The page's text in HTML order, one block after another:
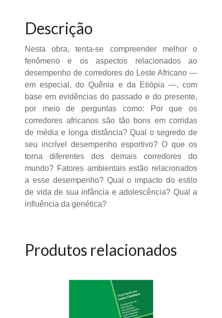
Descrição
Nesta obra, tenta-se compreender melhor o
fenômeno e os aspectos relacionados ao
desempenho de corredores do Leste Africano —
em especial, do Quênia e da Etiópia —, com
base em evidências do passado e do presente,
por meio de perguntas como: Por que os
corredores africanos são tão bons em corridas
de média e longa distância? Qual o segredo de
seu incrível desempenho esportivo? O que os
torna diferentes dos demais corredores do
mundo? Fatores ambientais estão relacionados
a esse desempenho? Qual o impacto do estilo
de vida de sua infância e adolescência? Qual a
influência da genética?
Produtos relacionados